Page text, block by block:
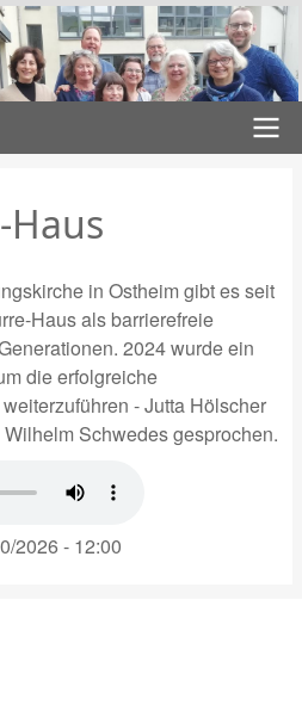
Haus
in Ostheim gibt es seit
Haus als barrierefreie
2024 wurde ein
die erfolgreiche
- Jutta Hölscher
Schwedes gesprochen.
2026 - 12:00